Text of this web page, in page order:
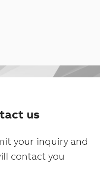
us
your inquiry and
contact you